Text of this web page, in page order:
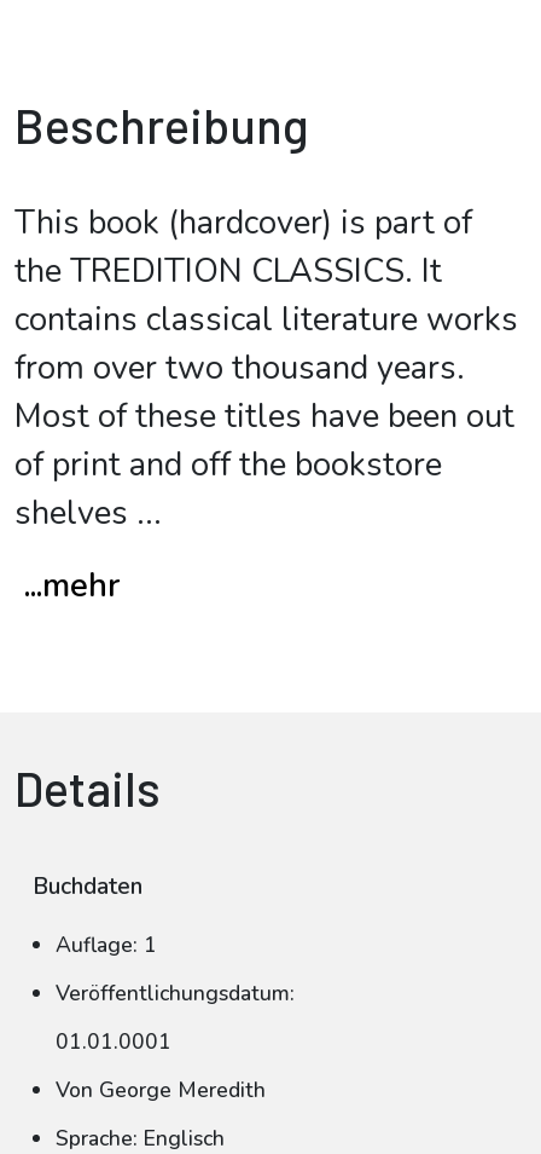
Beschreibung
This book (hardcover) is part of
the TREDITION CLASSICS. It
contains classical literature works
from over two thousand years.
Most of these titles have been out
of print and off the bookstore
shelves ...
...mehr
Details
Buchdaten
Auflage: 1
Veröffentlichungsdatum:
01.01.0001
Von George Meredith
Sprache: Englisch